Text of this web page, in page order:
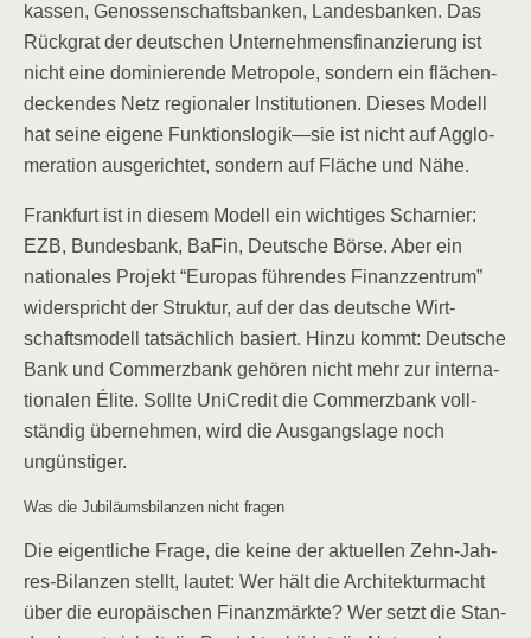
kas­sen, Genos­sen­schafts­ban­ken, Lan­des­ban­ken. Das
Rück­grat der deut­schen Unter­neh­mens­fi­nan­zie­rung ist
nicht eine domi­nie­ren­de Metro­po­le, son­dern ein flä­chen­
de­cken­des Netz regio­na­ler Insti­tu­tio­nen. Die­ses Modell
hat sei­ne eige­ne Funktionslogik—sie ist nicht auf Agglo­
me­ra­ti­on aus­ge­rich­tet, son­dern auf Flä­che und Nähe.
Frank­furt ist in die­sem Modell ein wich­ti­ges Schar­nier:
EZB, Bun­des­bank, BaFin, Deut­sche Bör­se. Aber ein
natio­na­les Pro­jekt “Euro­pas füh­ren­des Finanz­zen­trum”
wider­spricht der Struk­tur, auf der das deut­sche Wirt­
schafts­mo­dell tat­säch­lich basiert. Hin­zu kommt: Deut­sche
Bank und Com­merz­bank gehö­ren nicht mehr zur inter­na­
tio­na­len Éli­te. Soll­te UniCre­dit die Com­merz­bank voll­
stän­dig über­neh­men, wird die Aus­gangs­la­ge noch
ungünstiger.
Was die Jubi­lä­ums­bi­lan­zen nicht fragen
Die eigent­li­che Fra­ge, die kei­ne der aktu­el­len Zehn-Jah­
res-Bilan­zen stellt, lau­tet: Wer hält die Archi­tek­tur­macht
über die euro­päi­schen Finanz­märk­te? Wer setzt die Stan­